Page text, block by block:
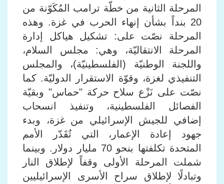
المرحلة الثانية من خطّة ترامب المُكَوّنة من
20 بنداً بشأن إنهاء الحرب في غزة
. وهذه
المرحلة نصّت على: تشكيل هياكل إدارة
المرحلة الانتقاليّة، وهي: مجلس السلام،
واللجنة الوطنيّة (الفلسطينيّة)، والمجلس
التنفيذي لغزة، وقوّة الاستقرار الدوليّة. كما
نصّت على نَزْع سلاح حركة "حماس" وبقيّة
الفصائل الفلسطينية، وتنفيذ انسحاب
إضافي للجيش الإسرائيلي من غزة، وبدء
جهود إعادة الإعمار، التي تُقَدّر الأمم
المتحدة تكلفتها بنحو 70 مليار دولار
. وبينما
شملت المرحلة الأولى وقفاً لإطلاق النار
وتبادلًا لإطلاق سراح الأسرى الإسرائيليين